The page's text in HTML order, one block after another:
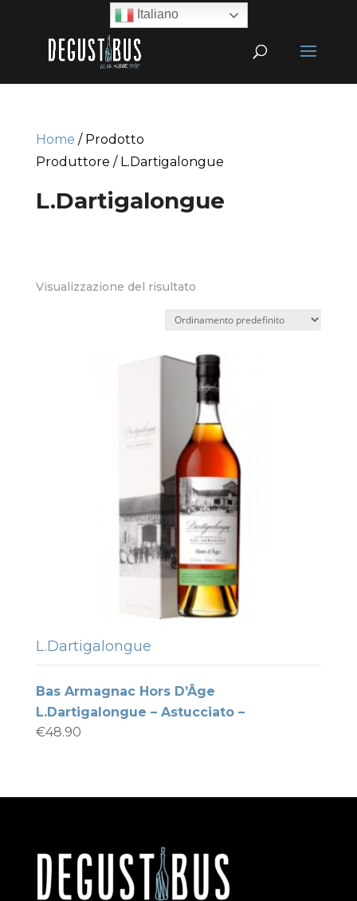
Home / Prodotto
Produttore / L.Dartigalongue
L.Dartigalongue
Visualizzazione del risultato
L.Dartigalongue
Bas Armagnac Hors D’Âge
L.Dartigalongue – Astucciato –
€48.90
Italiano